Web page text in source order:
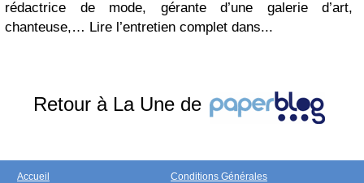
rédactrice de mode, gérante d’une galerie d’art,
chanteuse,… Lire l’entretien complet dans...
Retour à La Une de
Accueil
Conditions Générales